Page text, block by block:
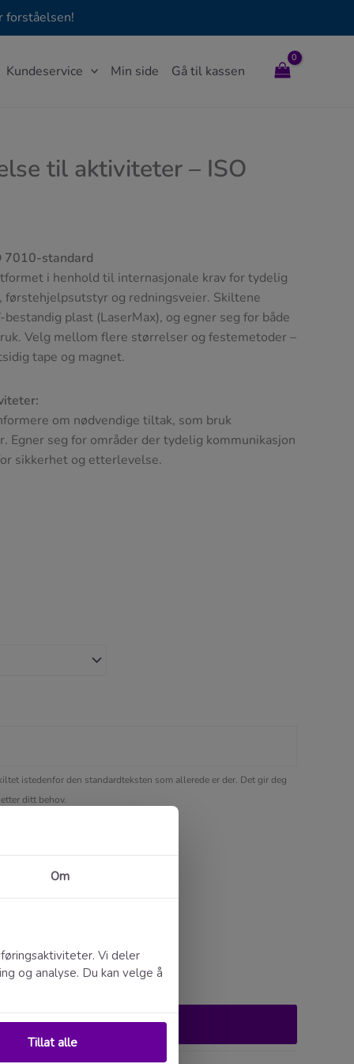
forståelsen!
Kundeservice Min side Gå til kassen
til aktiviteter – ISO
7010-standard
i henhold til internasjonale krav for tydelig
førstehjelpsutstyr og redningsveier. Skiltene
plast (LaserMax), og egner seg for både
Velg mellom flere størrelser og festemetoder –
tape og magnet.
om nødvendige tiltak, som bruk
Egner seg for områder der tydelig kommunikasjon
sikkerhet og etterlevelse.
istedenfor den standardteksten som allerede er der. Det gir deg
ditt behov.
Legg i handlekurv